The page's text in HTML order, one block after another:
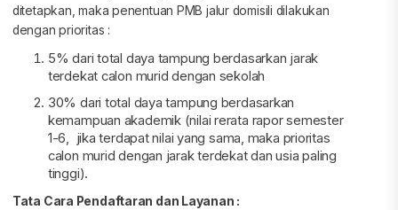
ditetapkan, maka penentuan PMB jalur domisili dilakukan
dengan prioritas :
5% dari total daya tampung berdasarkan jarak
terdekat calon murid dengan sekolah
30% dari total daya tampung berdasarkan
kemampuan akademik (nilai rerata rapor semester
1-6, jika terdapat nilai yang sama, maka prioritas
calon murid dengan jarak terdekat dan usia paling
tinggi).
Tata Cara Pendaftaran dan Layanan :